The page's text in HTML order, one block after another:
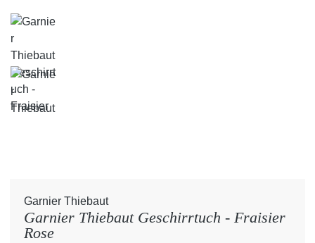
Garnier Thiebaut
Garnier Thiebaut Geschirrtuch - Fraisier
Rose